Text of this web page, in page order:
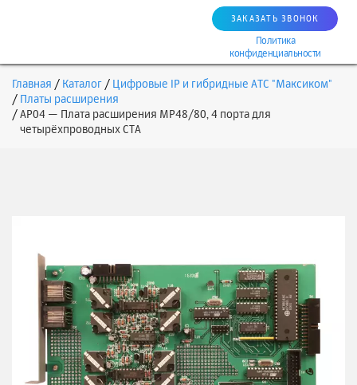
ЗАКАЗАТЬ ЗВОНОК
Политика
конфиденциальности
Главная Каталог
Цифровые IP и гибридные АТС "Максиком"
Платы расширения
AP04 — Плата расширения MP48/80, 4 порта для
четырёхпроводных СТА